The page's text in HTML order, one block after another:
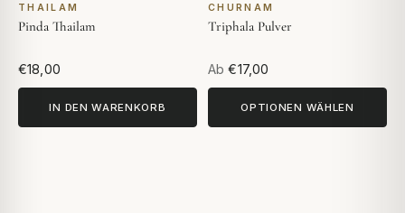
THAILAM
Pinda Thailam
€18,00
IN DEN WARENKORB
CHURNAM
Triphala Pulver
Ab €17,00
OPTIONEN WÄHLEN